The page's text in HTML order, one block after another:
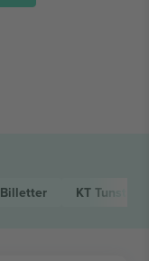
Billetter KT Tunstall